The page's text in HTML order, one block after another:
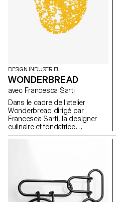
DESIGN INDUSTRIEL
WONDERBREAD
avec Francesca Sarti
Dans le cadre de l'atelier
Wonderbread dirigé par
Francesca Sarti, la designer
culinaire et fondatrice
d'Arabeschi di Latte, les
d'imaginer de nouveaux pains
uniques.